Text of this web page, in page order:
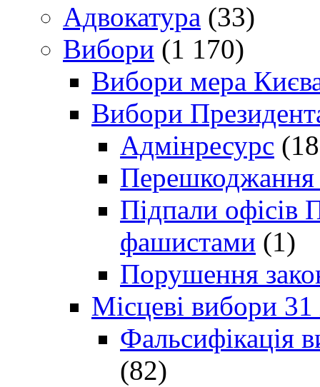
Адвокатура (33)
Вибори (1 170)
Вибори мера
Вибори
Адмінресурс
Перешкоджання
Підпали офісів
фашистами (1)
Порушення
Місцеві вибори
Фальсифікація
(82)